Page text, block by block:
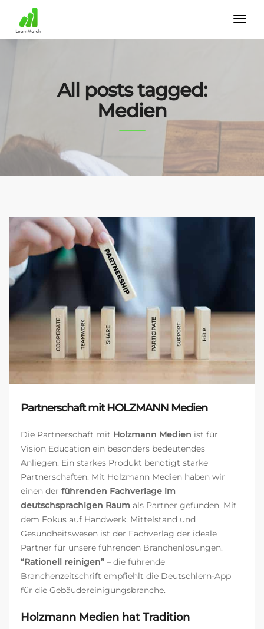
All posts tagged:
Medien
Partnerschaft mit HOLZMANN Medien
Die Partnerschaft mit Holzmann Medien ist für
Vision Education ein besonders bedeutendes
Anliegen. Ein starkes Produkt benötigt starke
Partnerschaften. Mit Holzmann Medien haben wir
einen der führenden Fachverlage im
deutschsprachigen Raum als Partner gefunden. Mit
dem Fokus auf Handwerk, Mittelstand und
Gesundheitswesen ist der Fachverlag der ideale
Partner für unsere führenden Branchenlösungen.
“Rationell reinigen” – die führende
Branchenzeitschrift empfiehlt die Deutschlern-App
für die Gebäudereinigungsbranche.
Holzmann Medien hat Tradition